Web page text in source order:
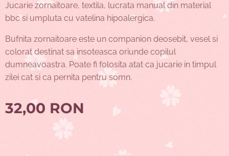
Jucarie zornaitoare, textila, lucrata manual din material
bbc si umpluta cu vatelina hipoalergica.
Bufnita zornaitoare este un companion deosebit, vesel si
colorat destinat sa insoteasca oriunde copilul
dumneavoastra. Poate fi folosita atat ca jucarie in timpul
zilei cat si ca pernita pentru somn.
32,00 RON